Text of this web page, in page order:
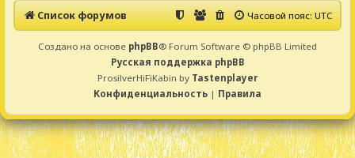
Список форумов Часовой пояс:UTC
Создано на основе phpBB® Forum Software © phpBB Limited
Русская поддержка phpBB
ProsilverHiFiKabin by Tastenplayer
Конфиденциальность | Правила